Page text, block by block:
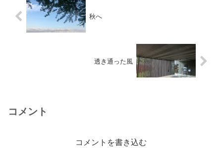
秋へ
透き通った風
コメント
コメントを書き込む